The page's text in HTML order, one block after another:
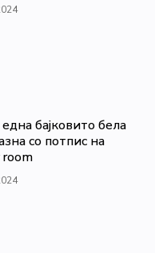
бајковито бела
со потпис на